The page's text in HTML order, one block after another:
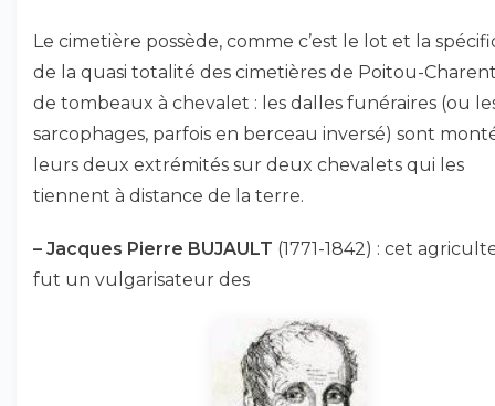
Le cimetière possède, comme c’est le lot et la
de la quasi totalité des cimetières de Poitou-
de tombeaux à chevalet : les dalles funéraires (ou
sarcophages, parfois en berceau inversé) sont
leurs deux extrémités sur deux chevalets qui les
tiennent à distance de la terre.
– Jacques Pierre BUJAULT (1771-1842) : cet
fut un vulgarisateur des